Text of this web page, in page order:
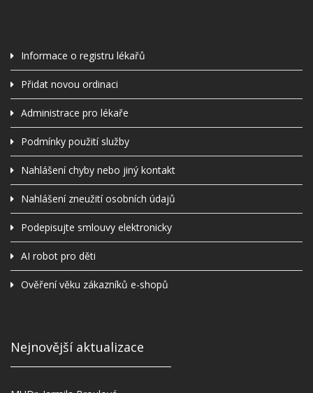
Informace o registru lékařů
Přidat novou ordinaci
Administrace pro lékaře
Podmínky použití služby
Nahlášení chyby nebo jiný kontakt
Nahlášení zneužití osobních údajů
Podepisujte smlouvy elektronicky
AI robot pro děti
Ověření věku zákazníků e-shopů
Nejnovější aktualizace